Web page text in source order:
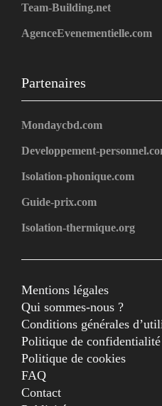
Team-Building.net
AgenceEvenementielle.com
Partenaires
Mondaycbd.com
Developpement-
Isolation-phonique.com
Guide-prix.com
Isolation-thermique.org
Mentions légales
Qui sommes-nous ?
Conditions générales
Politique de confidentialité
Politique de cookies
FAQ
Contact